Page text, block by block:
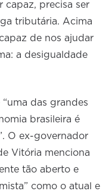
capaz, precisa ser
tributária. Acima
de nos ajudar
a desigualdade
das grandes
brasileira é
O ex-governador
Vitória menciona
tão aberto e
como o atual e